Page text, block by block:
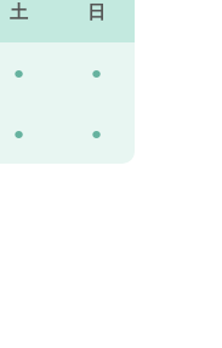
土 日
● ●
● ●